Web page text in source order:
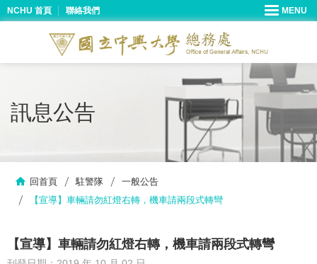
NCHU 首頁 聯絡我們
訊息公告
回首頁 駐警隊
一般公告
【宣導】車輛請勿紅燈右轉，機車請兩段式轉彎
【宣導】車輛請勿紅燈右轉，機車請兩段式轉彎